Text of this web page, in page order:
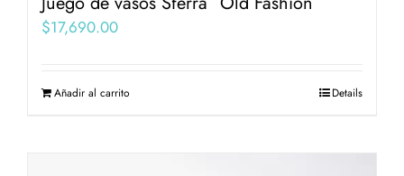
$17,690.00
Añadir al carrito Details